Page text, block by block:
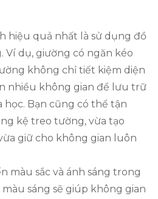
hiệu quả nhất là sử dụng đồ
Ví dụ, giường có ngăn kéo
không chỉ tiết kiệm diện
nhiều không gian để lưu trữ
học. Bạn cũng có thể tận
kệ treo tường, vừa tạo
giữ cho không gian luôn
màu sắc và ánh sáng trong
sáng sẽ giúp không gian